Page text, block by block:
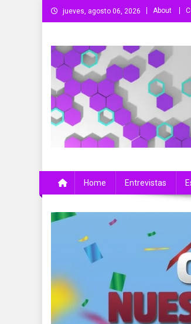
Saltar
al
jueves, agosto 06, 2026 About
Home Entrevistas